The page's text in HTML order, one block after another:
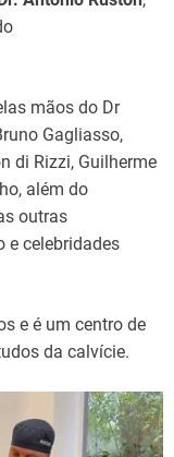
mãos do Dr
Gagliasso,
di Rizzi, Guilherme
além do
outras
e celebridades
e é um centro de
da calvície.